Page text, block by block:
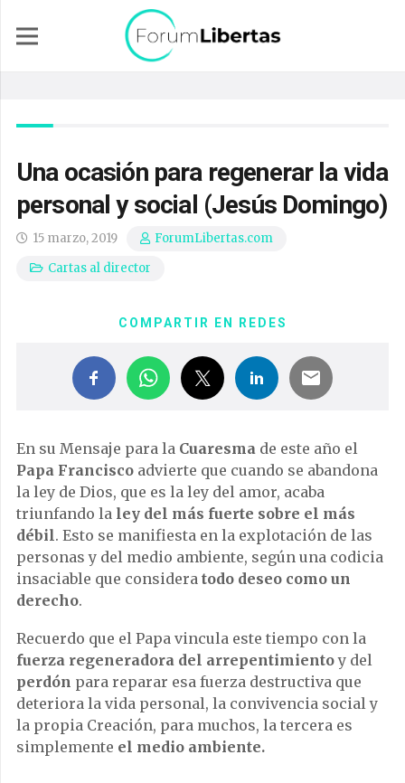
Una ocasión para regenerar la vida
personal y social (Jesús Domingo)
15 marzo, 2019
ForumLibertas.com
Cartas al director
COMPARTIR EN REDES
En su Mensaje para la Cuaresma de este año el
Papa Francisco advierte que cuando se abandona
la ley de Dios, que es la ley del amor, acaba
triunfando la ley del más fuerte sobre el más
débil. Esto se manifiesta en la explotación de las
personas y del medio ambiente, según una codicia
insaciable que considera todo deseo como un
derecho.
Recuerdo que el Papa vincula este tiempo con la
fuerza regeneradora del arrepentimientoy del
perdón para reparar esa fuerza destructiva que
deteriora la vida personal, la convivencia social y
la propia Creación, para muchos, la tercera es
simplemente el medio ambiente.